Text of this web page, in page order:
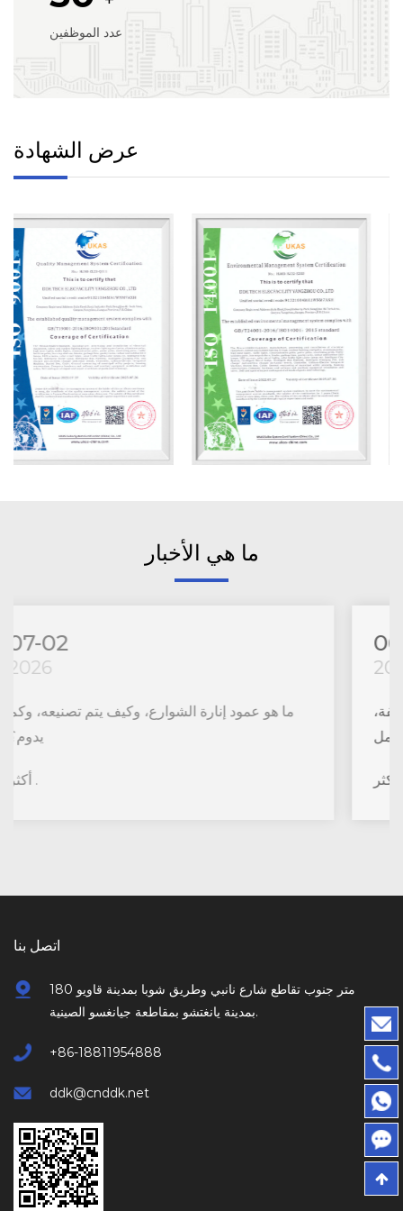
عدد الموظفين
عرض الشهادة
ما هي الأخبار
عمود إنارة الشوارع، والتباعد، والتكلفة،
اتصل بنا
180 متر جنوب تقاطع شارع نانبي وطريق شوبا بمدينة قاويو
بمدينة يانغتشو بمقاطعة جيانغسو الصينية.
+86-18811954888
ddk@cnddk.net